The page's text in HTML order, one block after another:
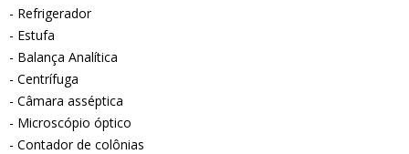
- Refrigerador
- Estufa
- Balança Analítica
- Centrífuga
- Câmara asséptica
- Microscópio óptico
- Contador de colônias